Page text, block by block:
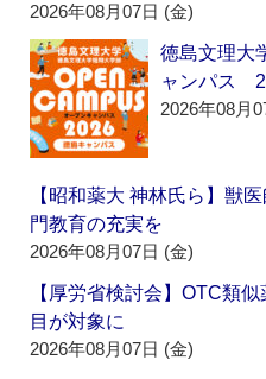
2026年08月07日 (金)
徳島文理
ャンパス
2026年08月
【昭和薬大 神林氏ら】獣
門教育の充実を
2026年08月07日 (金)
【厚労省検討会】OTC類
目が対象に
2026年08月07日 (金)